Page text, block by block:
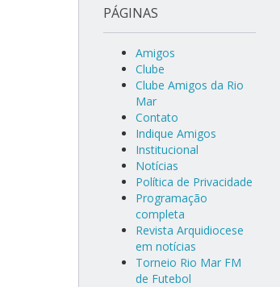
PÁGINAS
Amigos
Clube
Clube Amigos da Rio
Mar
Contato
Indique Amigos
Institucional
Notícias
Política de Privacidade
Programação
completa
Revista Arquidiocese
em notícias
Torneio Rio Mar FM
de Futebol